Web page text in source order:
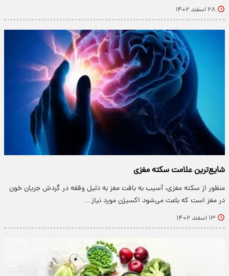
۲۸ اسفند ۱۴۰۲
شایع‌ترین علامت سکته مغزی
منظور از سکته مغزی، آسیب به بافت مغز به دلیل وقفه در گردش جریان خون
در مغز است که باعث می‌شود اکسیژن مورد نیاز…
۱۳ اسفند ۱۴۰۲